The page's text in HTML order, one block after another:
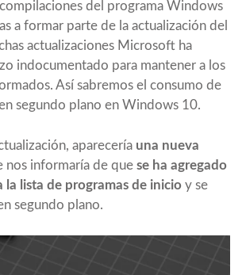
compilaciones del programa Windows
a formar parte de la actualización del
actualizaciones Microsoft ha
indocumentado para mantener a los
Así sabremos el consumo de
segundo plano en Windows 10.
aparecería una nueva
nos informaría de que se ha agregado
la lista de programas de inicio y se
segundo plano.